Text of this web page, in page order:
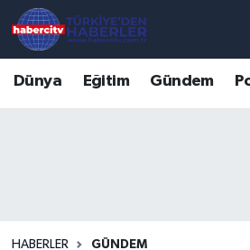
Dünya Eğitim Gündem
HABERLER GÜNDEM